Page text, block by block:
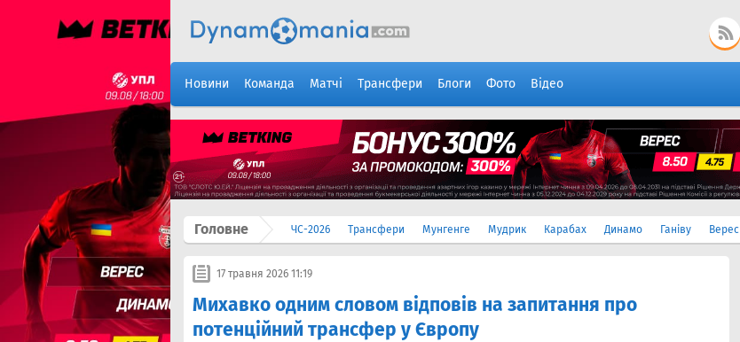
Новини Команда Матчі Трансфери Блоги Фото Відео
Головне ЧС-2026 Трансфери Мунгенге Мудрик Карабах Динамо Ганіву Верес
17 травня 2026 11:19
Михавко одним словом відповів на запитання про
потенційний трансфер у Європу